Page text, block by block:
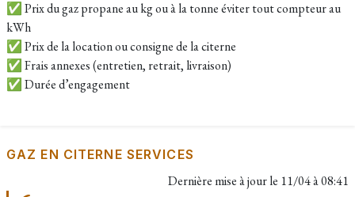
✅ Prix du gaz propane au kg ou à la tonne éviter tout compteur au
kWh
✅ Prix de la location ou consigne de la citerne
✅ Frais annexes (entretien, retrait, livraison)
✅ Durée d’engagement
GAZ EN CITERNE SERVICES
Dernière mise à jour le 11/04 à 08:41